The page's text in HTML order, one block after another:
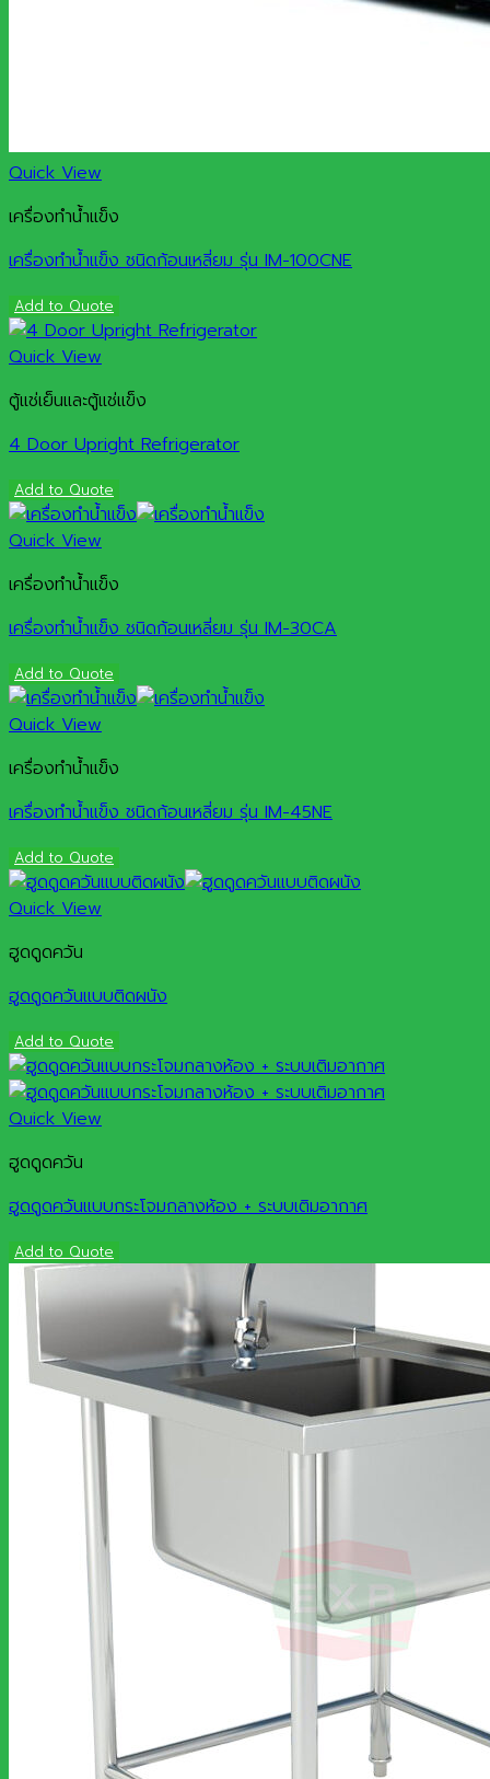
Quick View
เครื่องทำน้ำแข็ง
เครื่องทำน้ำแข็ง ชนิดก้อนเหลี่ยม รุ่น IM-100CNE
Add to Quote
Quick View
ตู้แช่เย็นและตู้แช่แข็ง
4 Door Upright Refrigerator
Add to Quote
Quick View
เครื่องทำน้ำแข็ง
เครื่องทำน้ำแข็ง ชนิดก้อนเหลี่ยม รุ่น IM-30CA
Add to Quote
Quick View
เครื่องทำน้ำแข็ง
เครื่องทำน้ำแข็ง ชนิดก้อนเหลี่ยม รุ่น IM-45NE
Add to Quote
Quick View
ฮูดดูดควัน
ฮูดดูดควันแบบติดผนัง
Add to Quote
Quick View
ฮูดดูดควัน
ฮูดดูดควันแบบกระโจมกลางห้อง + ระบบเติมอากาศ
Add to Quote